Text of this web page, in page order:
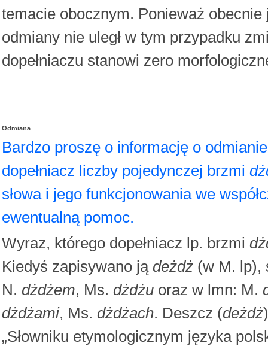
temacie obocznym. Ponieważ
odmiany nie uległ w tym przypadku
dopełniaczu stanowi zero
Odmiana
Bardzo proszę o informację o
dopełniacz liczby pojedynczej brzmi
słowa i jego funkcjonowania we
ewentualną pomoc.
Wyraz, którego dopełniacz lp. brzmi
Kiedyś zapisywano ją deżdż (w M. lp),
N. dżdżem, Ms. dżdżu oraz w lmn: M.
dżdżami, Ms. dżdżach. Deszcz (deżdż
„Słowniku etymologicznym języka